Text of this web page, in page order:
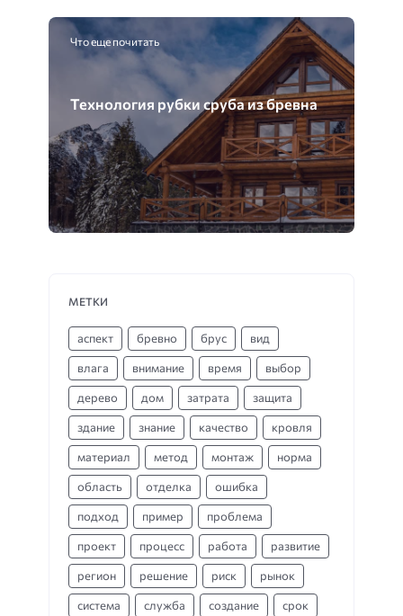
Что еще почитать
Технология рубки сруба из бревна
МЕТКИ
аспект бревно брус вид
влага внимание время выбор
дерево дом затрата защита
здание знание качество кровля
материал метод монтаж норма
область отделка ошибка
подход пример проблема
проект процесс работа развитие
регион решение риск рынок
система служба создание срок